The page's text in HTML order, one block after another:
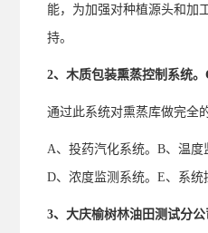
能，为加强对种植源头和加
持。
2、木质包装熏蒸控制系统
通过此系统对熏蒸库做完全
A、投药汽化系统。B、温度
D、浓度监测系统。E、系统
3、大庆榆树林油田测试分